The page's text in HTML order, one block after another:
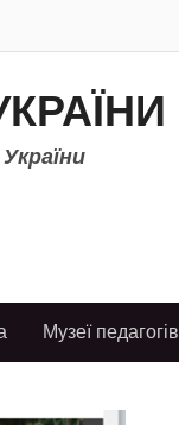
Музеї педагогів